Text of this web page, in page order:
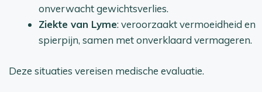
onverwacht gewichtsverlies.
Ziekte van Lyme: veroorzaakt vermoeidheid en
spierpijn, samen met onverklaard vermageren.
Deze situaties vereisen medische evaluatie.